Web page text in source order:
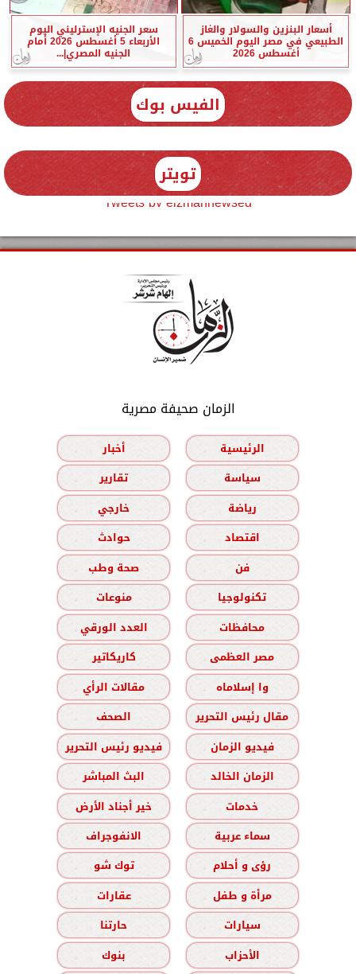
أسعار البنزين والسولار والغاز
الطبيعي في مصر اليوم الخميس 6
أغسطس 2026
سعر الجنيه الإسترليني اليوم
الأربعاء 5 أغسطس 2026 أمام
الجنيه المصري|...
الفيس بوك
تويتر
Tweets by elzmannewseg
الزمان صحيفة مصرية
الرئيسية
أخبار
سياسة
تقارير
رياضة
خارجي
اقتصاد
حوادث
فن
صحة وطب
تكنولوجيا
منوعات
محافظات
العدد الورقي
مصر العظمى
كاريكاتير
وا إسلاماه
مقالات الرأي
مقال رئيس التحرير
الصحف
فيديو الزمان
فيديو رئيس التحرير
الزمان الخالد
البث المباشر
خدمات
خير أجناد الأرض
سماء عربية
الانفوجراف
رؤى و أحلام
توك شو
مرأة و طفل
عقارات
سيارات
حارتنا
الأحزاب
بنوك